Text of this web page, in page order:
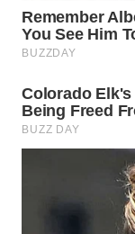
WAHANA
TRAVEL
TV
WAHANANEWS